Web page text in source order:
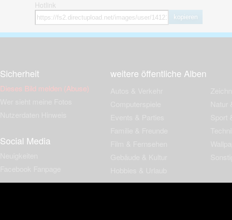
Hotlink
kopieren
Sicherheit
Dieses Bild melden (Abuse)
Social Media
weitere öffentliche Alben